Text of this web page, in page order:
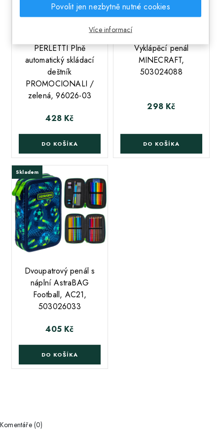
PERLETTI Plně
automatický skládací
deštník
PROMOCIONALI /
zelená, 96026-03
Cena
428 Kč
DO KOŠÍKA
Vyklápěcí penál
MINECRAFT,
503024088
Cena
298 Kč
DO KOŠÍKA
Skladem
Dvoupatrový penál s
náplní AstraBAG
Football, AC21,
503026033
Cena
405 Kč
DO KOŠÍKA
Komentáře (0)
Povolit jen nezbytně nutné cookies
Více informací